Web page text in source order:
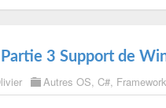
3 Support de
Autres OS, C#,